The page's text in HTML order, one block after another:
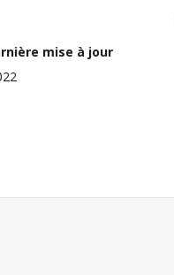
mise à jour